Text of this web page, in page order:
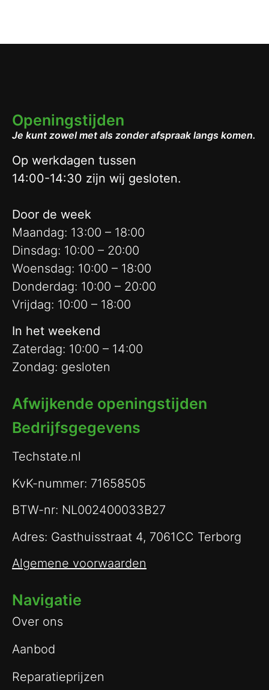
Openingstijden
Je kunt zowel met als zonder afspraak langs komen.
Op werkdagen tussen
14:00-14:30 zijn wij gesloten.
Door de week
Maandag: 13:00 – 18:00
Dinsdag: 10:00 – 20:00
Woensdag: 10:00 – 18:00
Donderdag: 10:00 – 20:00
Vrijdag: 10:00 – 18:00
In het weekend
Zaterdag: 10:00 – 14:00
Zondag: gesloten
Afwijkende openingstijden
Bedrijfsgegevens
Techstate.nl
KvK-nummer: 71658505
BTW-nr: NL002400033B27
Adres: Gasthuisstraat 4, 7061CC Terborg
Algemene voorwaarden
Navigatie
Over ons
Aanbod
Reparatieprijzen